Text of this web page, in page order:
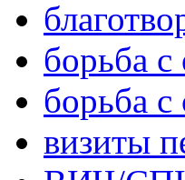
борьба
борьба
визиты